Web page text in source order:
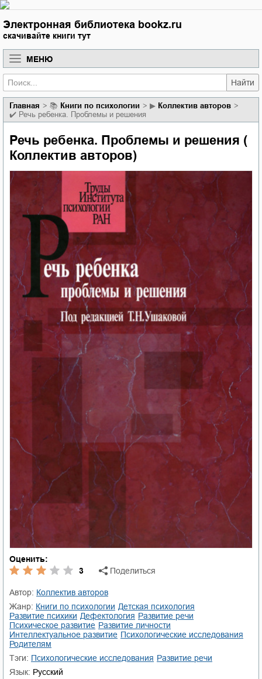
Электронная библиотека bookz.ru
скачивайте книги тут
МЕНЮ
Найти
Главная 📚 книги по психологии ▶ Коллектив авторов
✔️ Речь ребенка. Проблемы и решения
Речь ребенка. Проблемы и решения (
Коллектив авторов)
Оценить:
3
Поделиться
Автор:
Коллектив авторов
Жанр:
книги по психологии
детская психология
развитие психики
дефектология
развитие речи
психическое развитие
развитие личности
интеллектуальное развитие
психологические исследования
родителям
Тэги:
психологические исследования
развитие речи
Язык: Русский